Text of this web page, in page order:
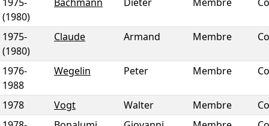
(1980)
1975-
(1980)
Claude Armand Membre
1976-
1988
Wegelin Peter Membre
1978 Vogt Walter Membre